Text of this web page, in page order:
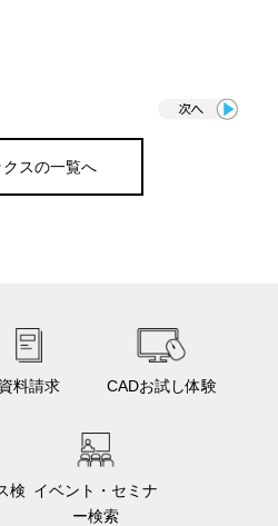
クスの一覧へ
資料請求 CADお試し体験
検 イベント・セミナ
ー検索